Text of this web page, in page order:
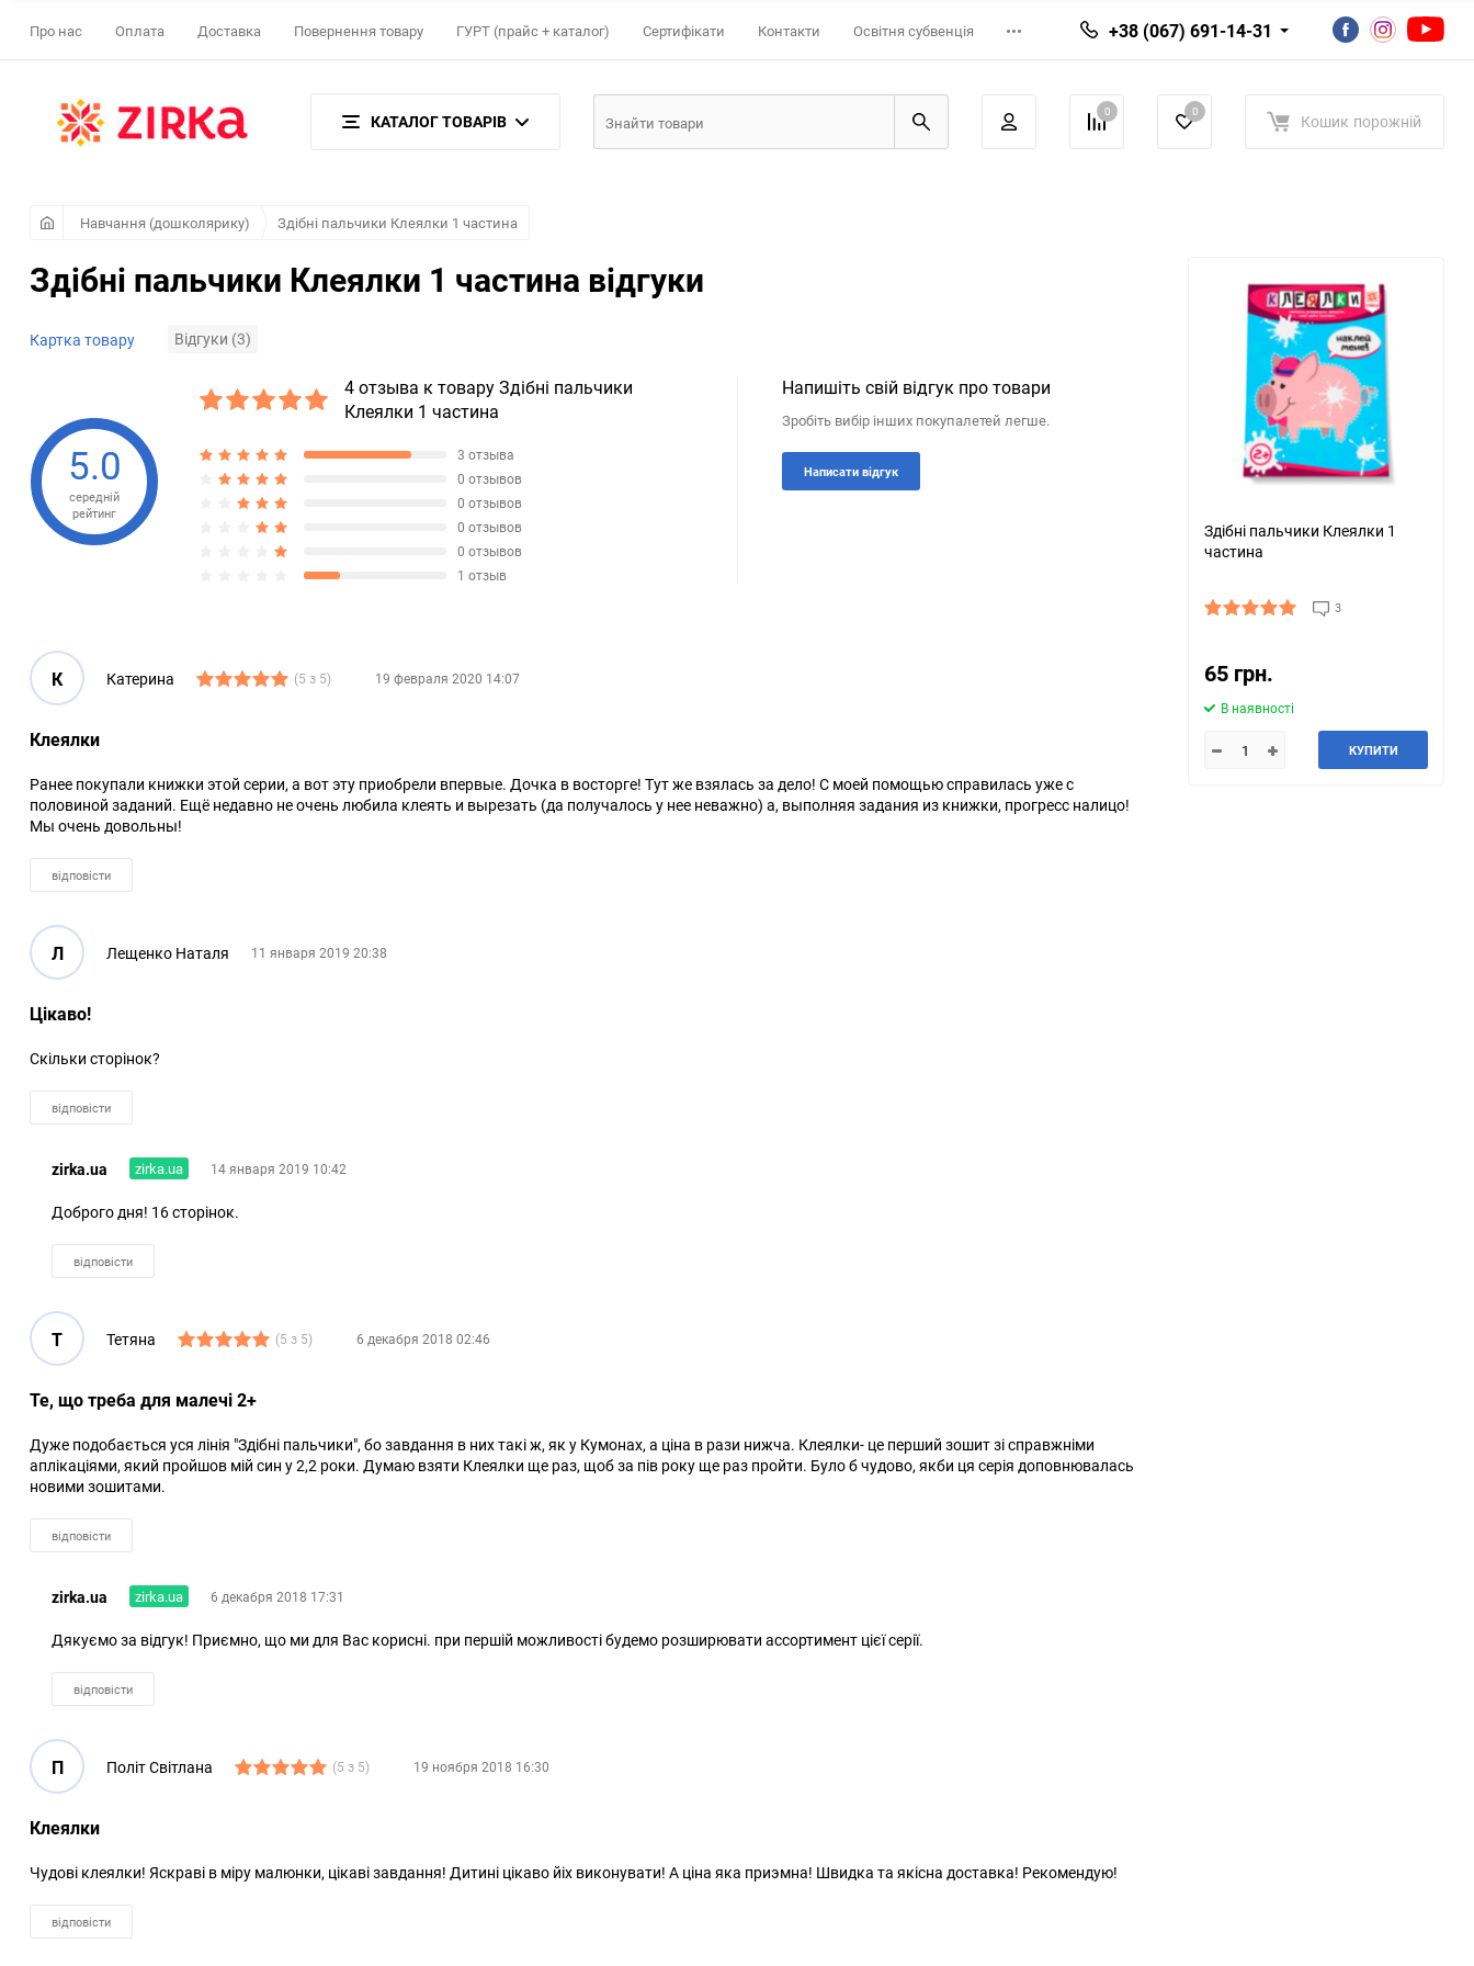
Про нас Оплата Доставка Повернення товару ГУРТ (прайс + каталог) Сертифікати Контакти Освітня субвенція +38 (067) 691-14-31
КАТАЛОГ ТОВАРІВ 0 0 Кошик порожній
Навчання (дошколярику) Здібні пальчики Клеялки 1 частина
Здібні пальчики Клеялки 1 частина відгуки
Картка товару Відгуки (3)
5.0
середній
рейтинг
4 отзыва к товару Здібні пальчики
Клеялки 1 частина
3 отзыва
0 отзывов
0 отзывов
0 отзывов
0 отзывов
1 отзыв
Напишіть свій відгук про товари
Зробіть вибір інших покупалетей легше.
Написати відгук
К Катерина (5 з 5) 19 февраля 2020 14:07
Клеялки
Ранее покупали книжки этой серии, а вот эту приобрели впервые. Дочка в восторге! Тут же взялась за дело! С моей помощью справилась уже с
половиной заданий. Ещё недавно не очень любила клеять и вырезать (да получалось у нее неважно) а, выполняя задания из книжки, прогресс налицо!
Мы очень довольны!
відповісти
Л Лещенко Наталя 11 января 2019 20:38
Цікаво!
Скільки сторінок?
відповісти
zirka.ua zirka.ua 14 января 2019 10:42
Доброго дня! 16 сторінок.
відповісти
Т Тетяна (5 з 5) 6 декабря 2018 02:46
Те, що треба для малечі 2+
Дуже подобається уся лінія "Здібні пальчики", бо завдання в них такі ж, як у Кумонах, а ціна в рази нижча. Клеялки- це перший зошит зі справжніми
аплікаціями, який пройшов мій син у 2,2 роки. Думаю взяти Клеялки ще раз, щоб за пів року ще раз пройти. Було б чудово, якби ця серія доповнювалась
новими зошитами.
відповісти
zirka.ua zirka.ua 6 декабря 2018 17:31
Дякуємо за відгук! Приємно, що ми для Вас корисні. при першій можливості будемо розширювати ассортимент цієї серії.
відповісти
П Полiт Свiтлана (5 з 5) 19 ноября 2018 16:30
Клеялки
Чудовi клеялки! Яскравi в мiру малюнки, цiкавi завдання! Дитинi цiкаво йiх виконувати! А цiна яка приэмна! Швидка та якiсна доставка! Рекомендую!
відповісти
Здібні пальчики Клеялки 1
частина
3
65 грн.
В наявності
КУПИТИ